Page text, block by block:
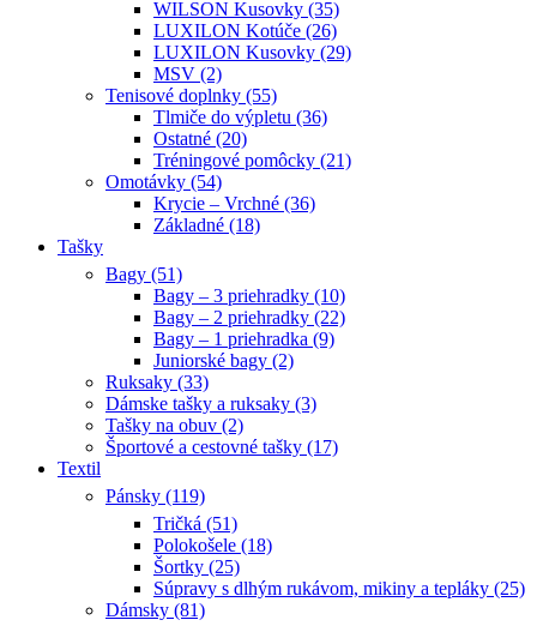
WILSON Kusovky (35)
LUXILON Kotúče (26)
LUXILON Kusovky (29)
MSV (2)
Tenisové doplnky (55)
Tlmiče do výpletu (36)
Ostatné (20)
Tréningové pomôcky (21)
Omotávky (54)
Krycie – Vrchné (36)
Základné (18)
Tašky
Bagy (51)
Bagy – 3 priehradky (10)
Bagy – 2 priehradky (22)
Bagy – 1 priehradka (9)
Juniorské bagy (2)
Ruksaky (33)
Dámske tašky a ruksaky (3)
Tašky na obuv (2)
Športové a cestovné tašky (17)
Textil
Pánsky (119)
Tričká (51)
Polokošele (18)
Šortky (25)
Súpravy s dlhým rukávom, mikiny a tepláky (25)
Dámsky (81)